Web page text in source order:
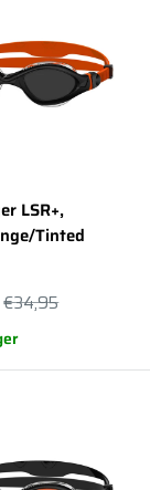
LSR+,
Tinted
Normalpreis
€34,95